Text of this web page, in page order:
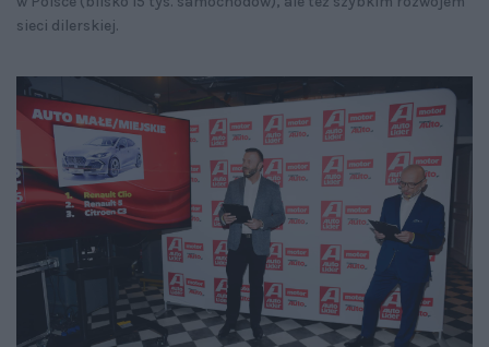
sieci dilerskiej.